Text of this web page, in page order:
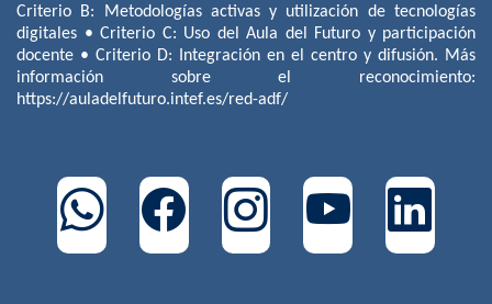
Criterio B: Metodologías activas y utilización de tecnologías
digitales • Criterio C: Uso del Aula del Futuro y participación
docente • Criterio D: Integración en el centro y difusión. Más
información sobre el reconocimiento:
https://auladelfuturo.intef.es/red-adf/